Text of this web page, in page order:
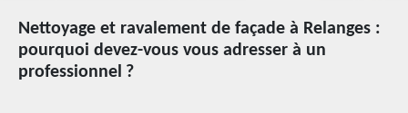
Nettoyage et ravalement de façade à Relanges :
pourquoi devez-vous vous adresser à un
professionnel ?